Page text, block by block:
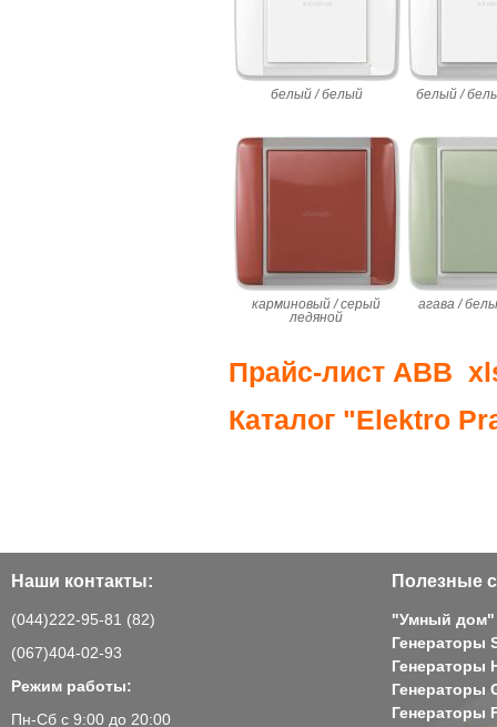
белый / белый белый /
карминовый / серый
ледяной
агава /
Прайс-лист ABB
Каталог "Elektro
Наши контакты:
(044)222-95-81 (82)
(067)404-02-93
Режим работы:
Пн-Сб с 9:00 до 20:00
Полезные
"Умный дом"
Генераторы
Генераторы
Генераторы
Генераторы